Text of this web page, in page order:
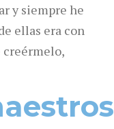
y siempre he
ellas era con
creérmelo,